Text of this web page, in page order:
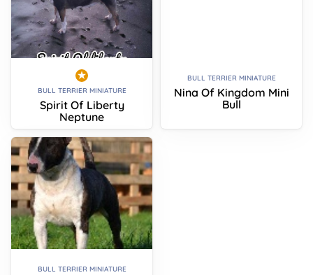
BULL TERRIER MINIATURE
Spirit Of Liberty
Neptune
BULL TERRIER MINIATURE
Nina Of Kingdom Mini
Bull
BULL TERRIER MINIATURE